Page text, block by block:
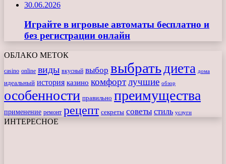
30.06.2026
Играйте в игровые автоматы бесплатно и
без регистрации онлайн
ОБЛАКО МЕТОК
casino online виды вкусный выбор выбрать диета дома
идеальный история казино комфортлучшие обзор
особенности правильно преимущества
применение ремонт рецепт секреты советы стиль услуги
ИНТЕРЕСНОЕ